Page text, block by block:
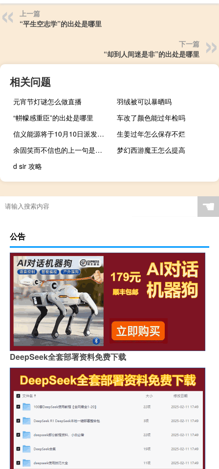
上一篇
“平生空志学”的出处是哪里
下一篇
“却到人间迷是非”的出处是哪里
相关问题
元宵节灯谜怎么做直播
羽绒被可以暴晒吗
“帡幪感重臣”的出处是哪里
车改了颜色能过年检吗
信义能源将于10月10日派发中期股息每股0.034港元
生姜过年怎么保存不烂
余固笑而不信也的上一句是什么
梦幻西游魔王怎么提高
d sir 攻略
☚
公告
DeepSeek全套部署资料免费下载